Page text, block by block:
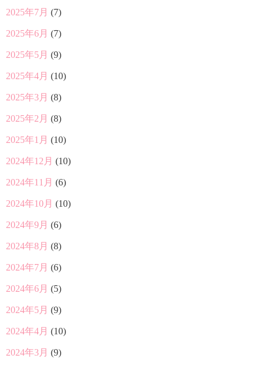
2025年7月 (7)
2025年6月 (7)
2025年5月 (9)
2025年4月 (10)
2025年3月 (8)
2025年2月 (8)
2025年1月 (10)
2024年12月 (10)
2024年11月 (6)
2024年10月 (10)
2024年9月 (6)
2024年8月 (8)
2024年7月 (6)
2024年6月 (5)
2024年5月 (9)
2024年4月 (10)
2024年3月 (9)